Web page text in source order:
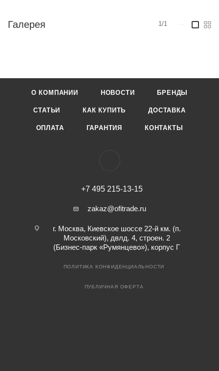
Галерея 1/1
О КОМПАНИИ НОВОСТИ БРЕНДЫ
СТАТЬИ КАК КУПИТЬ ДОСТАВКА
ОПЛАТА ГАРАНТИЯ КОНТАКТЫ
+7 495 215-13-15
zakaz@ofitrade.ru
г. Москва, Киевское шоссе 22-й км. (п.
Московский), двлд. 4, строен. 2
(Бизнес-парк «Румянцево»), корпус Г
ПОЛИТИКА КОНФИДЕНЦИАЛЬНОСТИ
ПУБЛИЧНАЯ ОФЕРТА